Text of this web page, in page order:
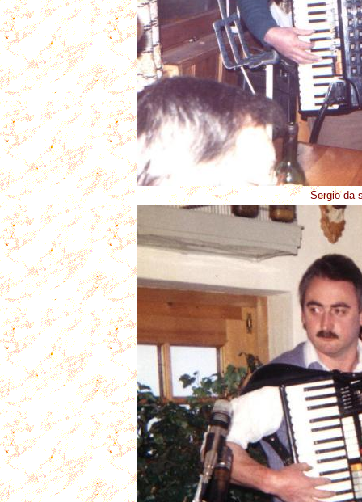
Sergio da